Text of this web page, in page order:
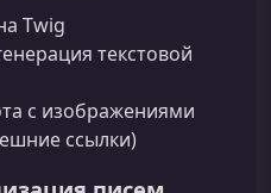
Twig
текстовой
с изображениями
ссылки)